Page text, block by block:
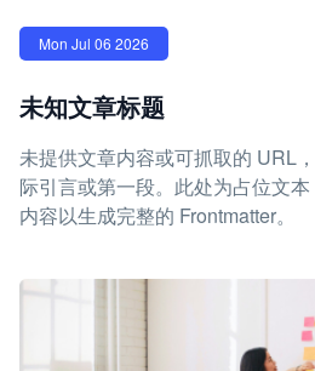
Mon Jul 06 2026
未知文章标题
未提供文章内容或可抓取的 URL
际引言或第一段。此处为占位文
内容以生成完整的 Frontmatter。